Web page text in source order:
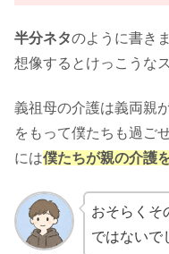
半分ネタのように書き
想像するとけっこうな
義祖母の介護は義両親
をもって僕たちも過ご
には僕たちが親の介護
おそらくそ
ではないで